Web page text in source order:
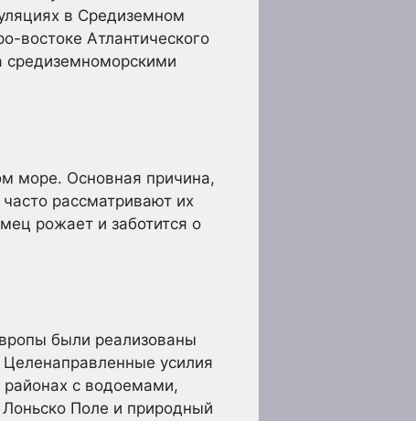
в Средиземном
востоке Атлантического
средиземноморскими
море. Основная причина,
рассматривают их
рожает и заботится о
были реализованы
усилия
районах с водоемами,
Поле и природный